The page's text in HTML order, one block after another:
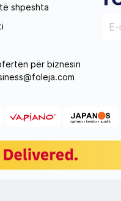
shpeshta
për biznesin